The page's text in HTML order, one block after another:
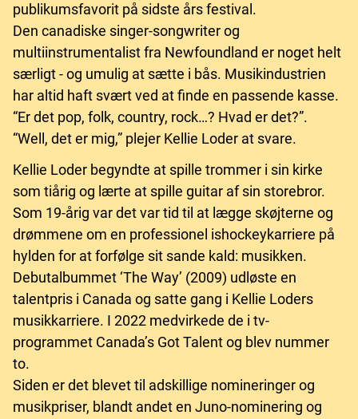
publikumsfavorit på sidste års festival.
Den canadiske singer-songwriter og
multiinstrumentalist fra Newfoundland er noget helt
særligt - og umulig at sætte i bås. Musikindustrien
har altid haft svært ved at finde en passende kasse.
“Er det pop, folk, country, rock…? Hvad er det?”.
“Well, det er mig,” plejer Kellie Loder at svare.
Kellie Loder begyndte at spille trommer i sin kirke
som tiårig og lærte at spille guitar af sin storebror.
Som 19-årig var det var tid til at lægge skøjterne og
drømmene om en professionel ishockeykarriere på
hylden for at forfølge sit sande kald: musikken.
Debutalbummet ‘The Way’ (2009) udløste en
talentpris i Canada og satte gang i Kellie Loders
musikkarriere. I 2022 medvirkede de i tv-
programmet Canada’s Got Talent og blev nummer
to.
Siden er det blevet til adskillige nomineringer og
musikpriser, blandt andet en Juno-nominering og